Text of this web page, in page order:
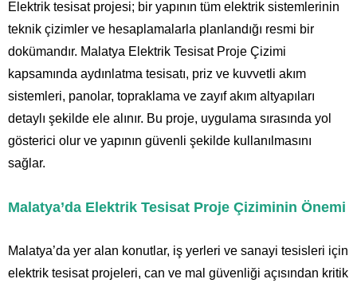
Elektrik tesisat projesi; bir yapının tüm elektrik sistemlerinin
teknik çizimler ve hesaplamalarla planlandığı resmi bir
dokümandır. Malatya Elektrik Tesisat Proje Çizimi
kapsamında aydınlatma tesisatı, priz ve kuvvetli akım
sistemleri, panolar, topraklama ve zayıf akım altyapıları
detaylı şekilde ele alınır. Bu proje, uygulama sırasında yol
gösterici olur ve yapının güvenli şekilde kullanılmasını
sağlar.
Malatya’da Elektrik Tesisat Proje Çiziminin Önemi
Malatya’da yer alan konutlar, iş yerleri ve sanayi tesisleri için
elektrik tesisat projeleri, can ve mal güvenliği açısından kritik